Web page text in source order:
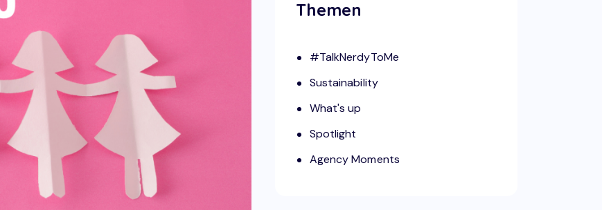
Themen
#TalkNerdyToMe
Sustainability
What's up
Spotlight
Agency Moments